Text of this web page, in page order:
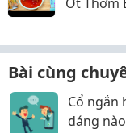
Bài cùng
Cổ ngắn
dáng